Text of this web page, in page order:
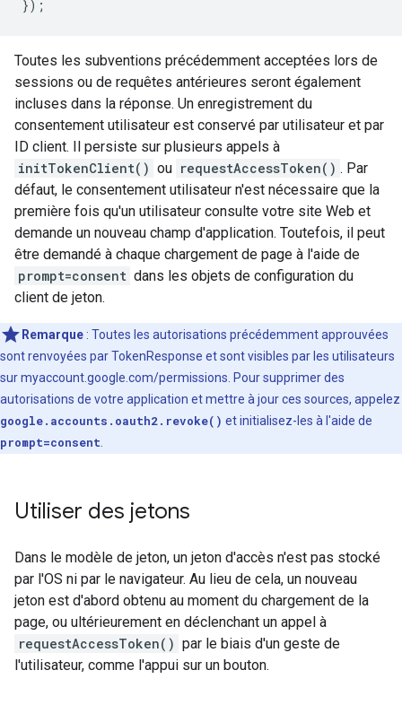
});
Toutes les subventions précédemment acceptées lors de
sessions ou de requêtes antérieures seront également
incluses dans la réponse. Un enregistrement du
consentement utilisateur est conservé par utilisateur et par
ID client. Il persiste sur plusieurs appels à
initTokenClient() ou requestAccessToken() . Par
défaut, le consentement utilisateur n'est nécessaire que la
première fois qu'un utilisateur consulte votre site Web et
demande un nouveau champ d'application. Toutefois, il peut
être demandé à chaque chargement de page à l'aide de
prompt=consent dans les objets de configuration du
client de jeton.
Remarque : Toutes les autorisations précédemment approuvées
sont renvoyées par TokenResponse et sont visibles par les utilisateurs
sur myaccount.google.com/permissions. Pour supprimer des
autorisations de votre application et mettre à jour ces sources, appelez
google.accounts.oauth2.revoke() et initialisez-les à l'aide de
prompt=consent
Utiliser des jetons
Dans le modèle de jeton, un jeton d'accès n'est pas stocké
par l'OS ni par le navigateur. Au lieu de cela, un nouveau
jeton est d'abord obtenu au moment du chargement de la
page, ou ultérieurement en déclenchant un appel à
requestAccessToken() par le biais d'un geste de
l'utilisateur, comme l'appui sur un bouton.